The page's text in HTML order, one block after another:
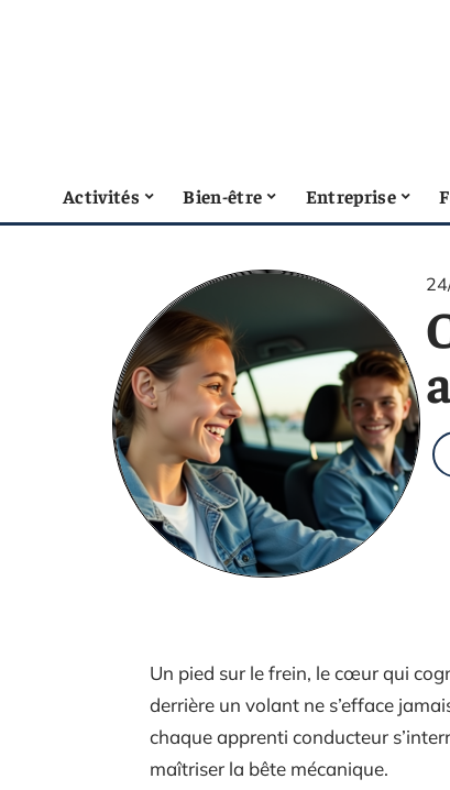
Activités Bien-être Entreprise
Un pied sur le frein, le cœur qui
derrière un volant ne s’efface
chaque apprenti conducteur
maîtriser la bête mécanique.